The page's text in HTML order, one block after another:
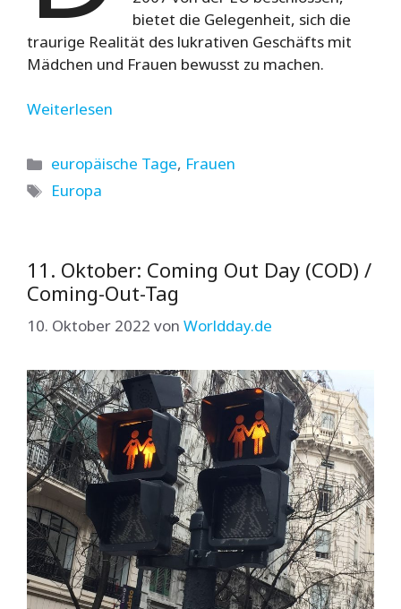
bietet die Gelegenheit, sich die
traurige Realität des lukrativen Geschäfts mit
Mädchen und Frauen bewusst zu machen.
Weiterlesen
Kategorien
europäische Tage, Frauen
Schlagwörter
Europa
11. Oktober: Coming Out Day (COD) /
Coming-Out-Tag
10. Oktober 2022 von Worldday.de